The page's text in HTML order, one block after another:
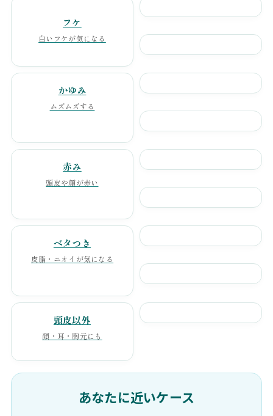
フケ
白いフケが気になる
かゆみ
ムズムズする
赤み
頭皮や顔が赤い
ベタつき
皮脂・ニオイが気になる
頭皮以外
顔・耳・胸元にも
あなたに近いケース